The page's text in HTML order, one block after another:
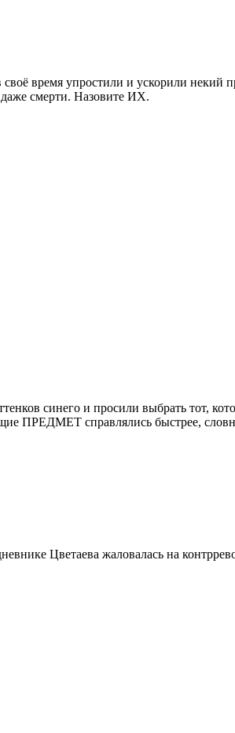
время упростили и ускорили некий
даже смерти. Назовите ИХ.
синего и просили выбрать тот,
ПРЕДМЕТ справлялись быстрее,
Цветаева жаловалась на